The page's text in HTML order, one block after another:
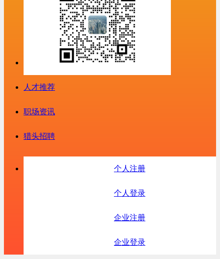
人才推荐
职场资讯
猎头招聘
个人注册
个人登录
企业注册
企业登录